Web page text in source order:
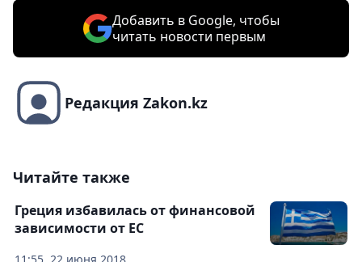
Добавить в Google, чтобы
читать новости первым
Редакция Zakon.kz
Читайте также
Греция избавилась от финансовой
зависимости от ЕС